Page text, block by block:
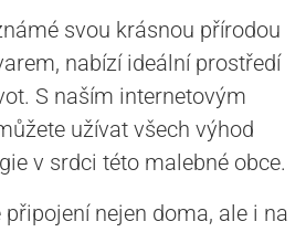
svou krásnou přírodou
nabízí ideální prostředí
S naším internetovým
užívat všech výhod
v srdci této malebné obce.
nejen doma, ale i na